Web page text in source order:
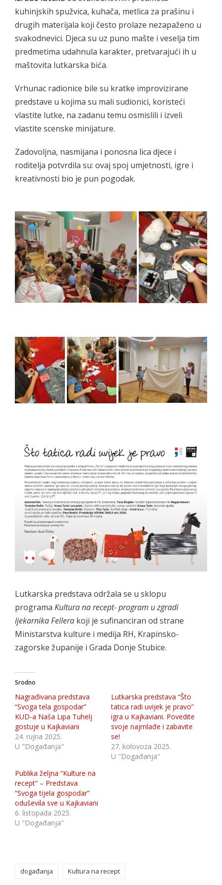
kuhinjskih spužvica, kuhača, metlica za prašinu i
drugih materijala koji često prolaze nezapaženo u
svakodnevici. Djeca su uz puno mašte i veselja tim
predmetima udahnula karakter, pretvarajući ih u
maštovita lutkarska bića.
Vrhunac radionice bile su kratke improvizirane
predstave u kojima su mali sudionici, koristeći
vlastite lutke, na zadanu temu osmislili i izveli
vlastite scenske minijature.
Zadovoljna, nasmijana i ponosna lica djece i
roditelja potvrdila su: ovaj spoj umjetnosti, igre i
kreativnosti bio je pun pogodak.
Lutkarska predstava održala se u sklopu
programa Kultura na recept- program u zgradi
ljekarnika Fellera koji je sufinanciran od strane
Ministarstva kulture i medija RH, Krapinsko-
zagorske županije i Grada Donje Stubice.
Srodno
Nagrađivana predstava
“Svoga tela gospodar”
KUD-a Naša Lipa Tuhelj
gostuje u Kajkaviani
24. rujna 2025.
U "Događanja"
Lutkarska predstava “Što
tatica radi uvijek je pravo”
igra u Kajkaviani. Povedite
svoje najmlađe i zabavite
se!
27. kolovoza 2025.
U "Događanja"
Publika željna “Kulture na
recept” – Predstava
“Svoga tijela gospodar”
oduševila sve u Kajkaviani
6. listopada 2025.
U "Događanja"
Tags:
događanja Kultura na recept